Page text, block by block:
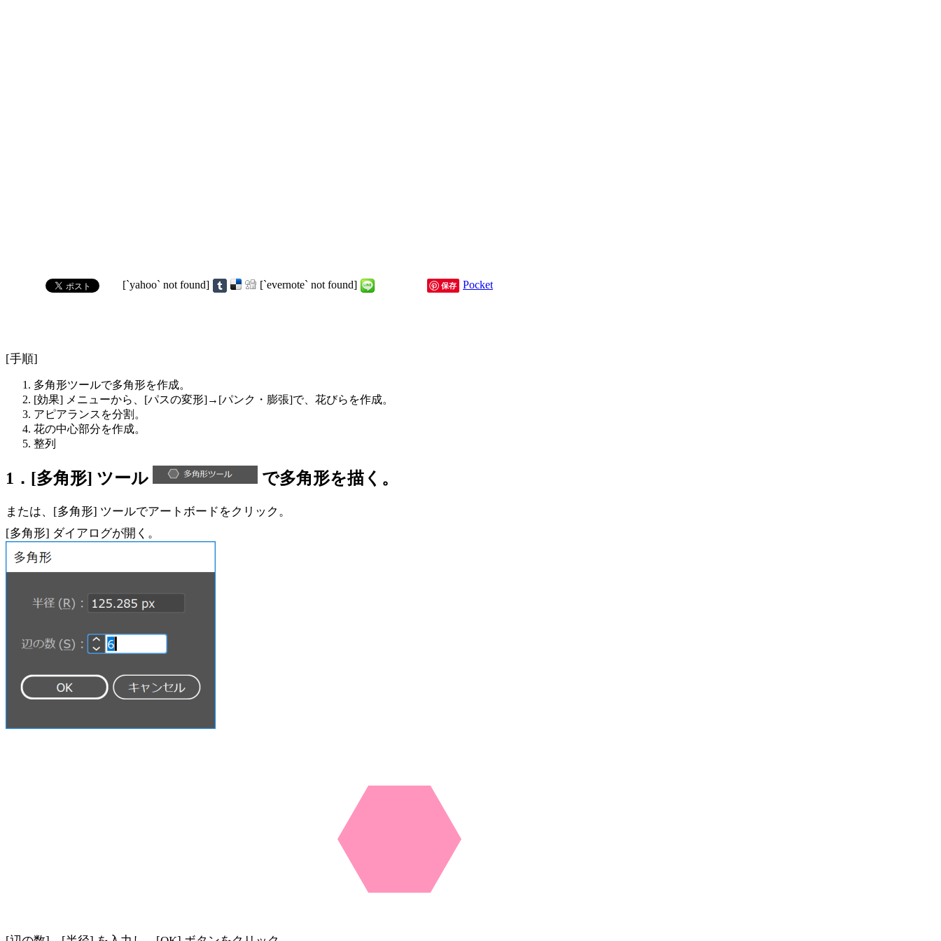
[`yahoo` not found] [`evernote` not found] 保存 Pocket
[手順]
多角形ツールで多角形を作成。
[効果] メニューから、[パスの変形]→[パンク・膨張]で、花びらを作成。
アピアランスを分割。
花の中心部分を作成。
整列
1．[多角形] ツール で多角形を描く。
または、[多角形] ツールでアートボードをクリック。
[多角形] ダイアログが開く。